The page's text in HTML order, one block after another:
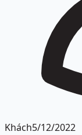
Khách5/12/2022